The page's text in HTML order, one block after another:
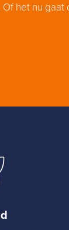
het nu